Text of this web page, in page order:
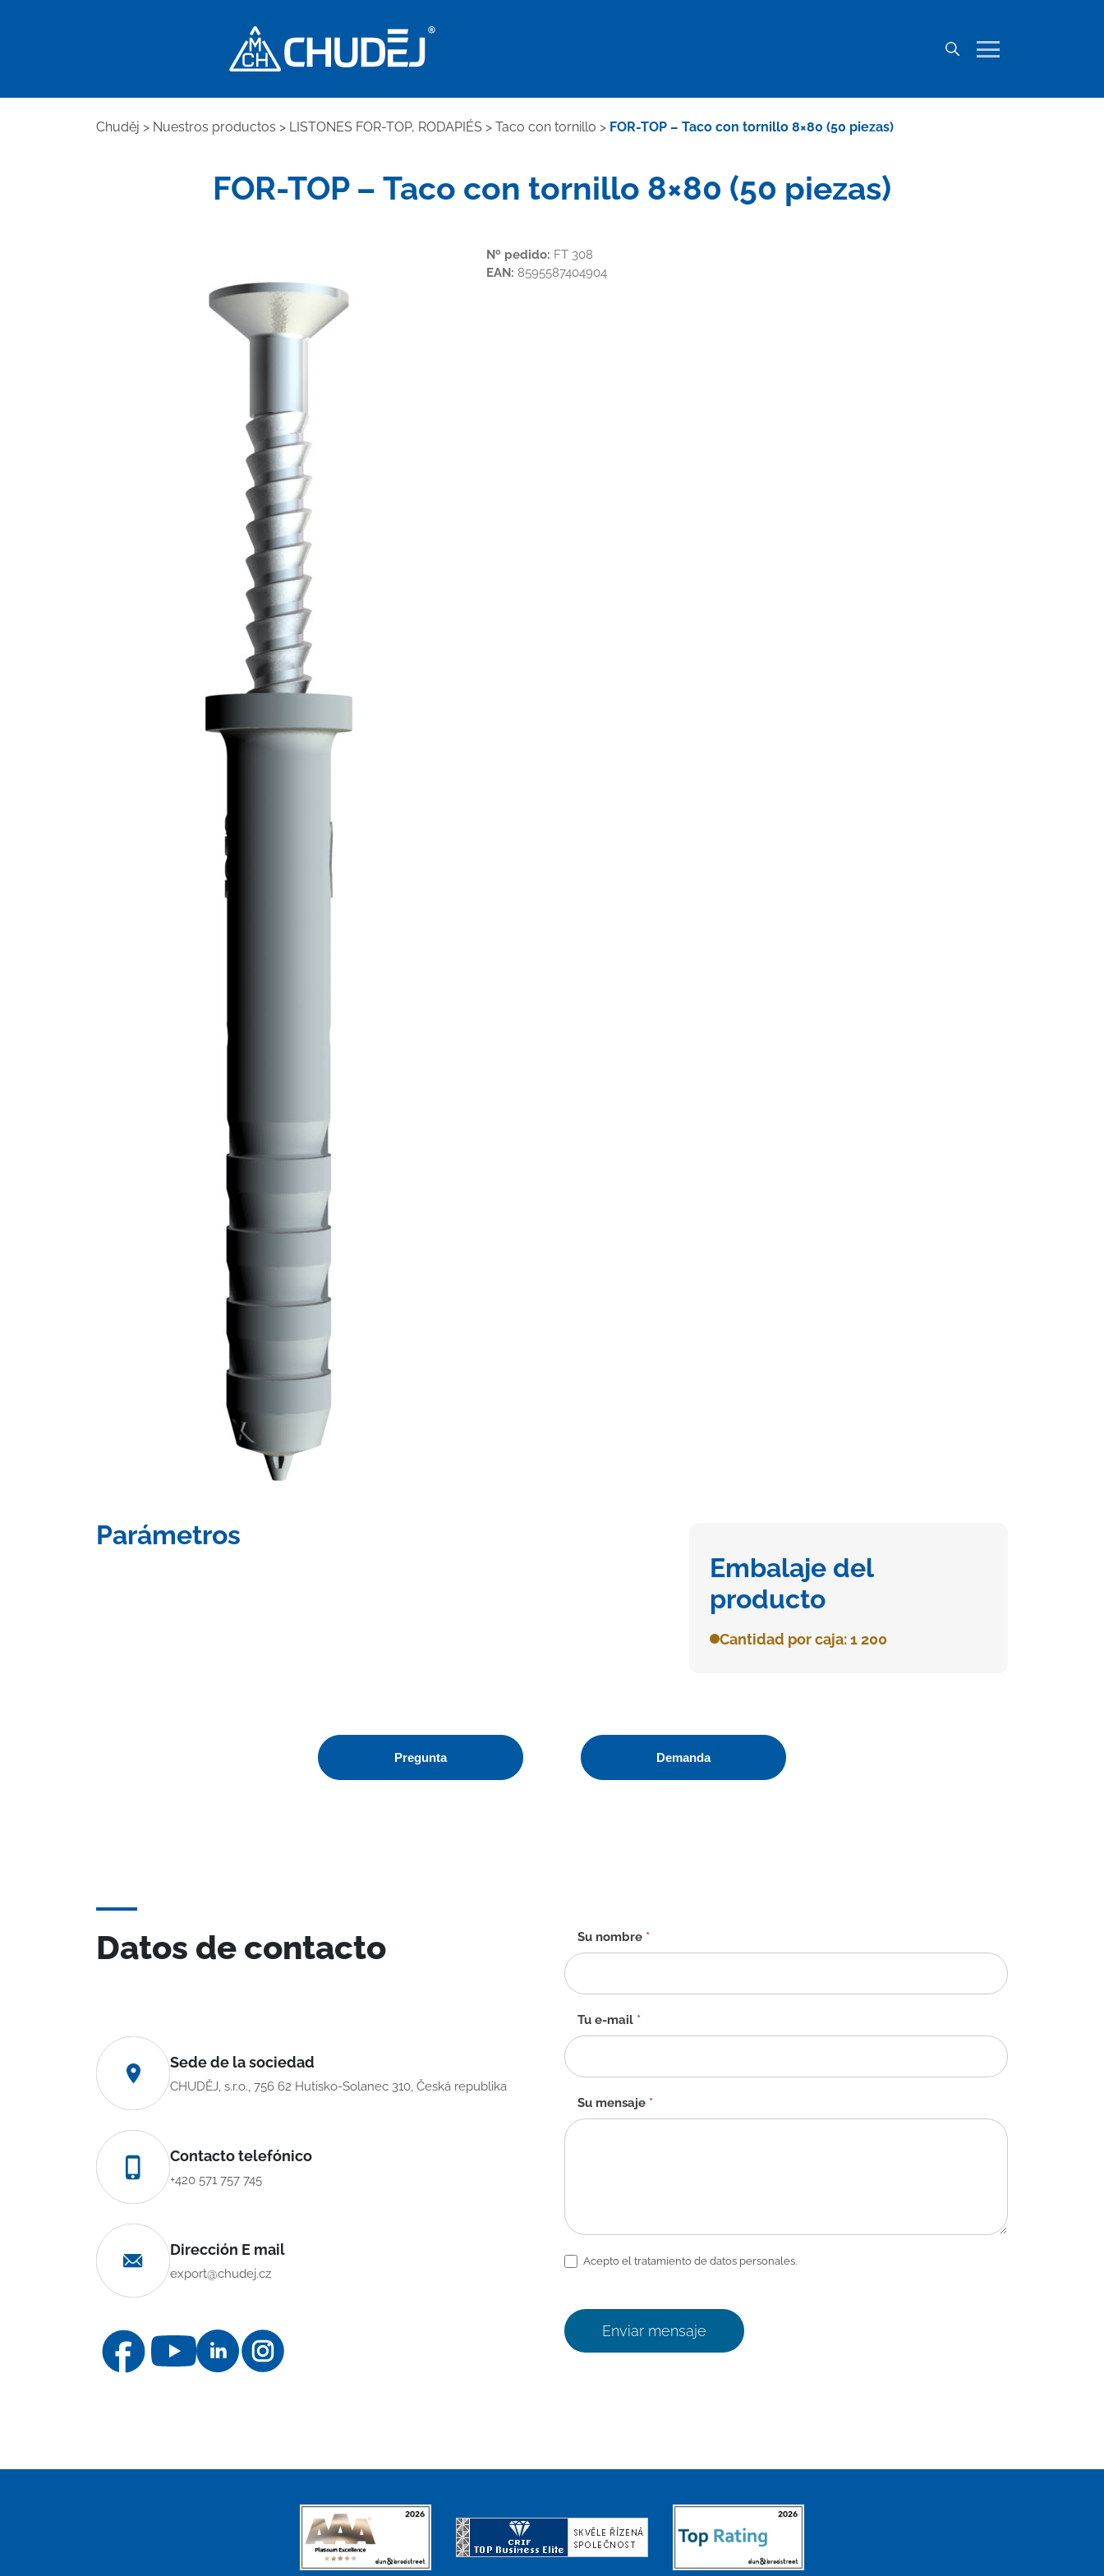
Chuděj > Nuestros productos > LISTONES FOR-TOP, RODAPIÉS > Taco con tornillo > FOR-TOP – Taco con tornillo 8×80 (50 piezas)
FOR-TOP – Taco con tornillo 8×80 (50 piezas)
Nº pedido: FT 308
EAN: 8595587404904
Parámetros
Embalaje del
producto
Cantidad por caja: 1 200
Pregunta Demanda
Datos de contacto
Sede de la sociedad
CHUDĚJ, s.r.o., 756 62 Hutisko-Solanec 310, Česká republika
Contacto telefónico
+420 571 757 745
Dirección E mail
export@chudej.cz
Formulario
de
contacto
-
Su nombre *
Tu e-mail *
Su mensaje *
Acepto el tratamiento de datos personales.
Enviar mensaje